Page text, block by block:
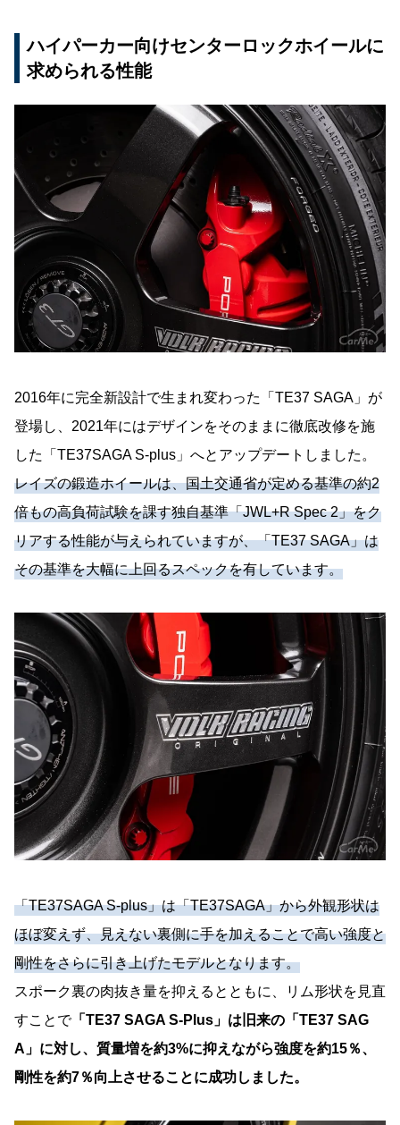
ハイパーカー向けセンターロックホイールに
求められる性能
2016年に完全新設計で生まれ変わった「TE37 SAGA」が
登場し、2021年にはデザインをそのままに徹底改修を施
した「TE37SAGA S-plus」へとアップデートしました。
レイズの鍛造ホイールは、国土交通省が定める基準の約2
倍もの高負荷試験を課す独自基準「JWL+R Spec 2」をク
リアする性能が与えられていますが、「TE37 SAGA」は
その基準を大幅に上回るスペックを有しています。
「TE37SAGA S-plus」は「TE37SAGA」から外観形状は
ほぼ変えず、見えない裏側に手を加えることで高い強度と
剛性をさらに引き上げたモデルとなります。
スポーク裏の肉抜き量を抑えるとともに、リム形状を見直
すことで「TE37 SAGA S-Plus」は旧来の「TE37 SAG
A」に対し、質量増を約3%に抑えながら強度を約15％、
剛性を約7％向上させることに成功しました。